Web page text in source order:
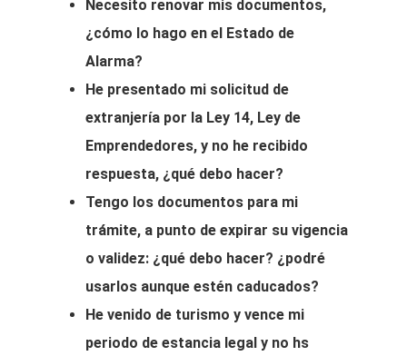
Necesito renovar mis documentos,
¿cómo lo hago en el Estado de
Alarma?
He presentado mi solicitud de
extranjería por la Ley 14, Ley de
Emprendedores, y no he recibido
respuesta, ¿qué debo hacer?
Tengo los documentos para mi
trámite, a punto de expirar su vigencia
o validez: ¿qué debo hacer? ¿podré
usarlos aunque estén caducados?
He venido de turismo y vence mi
periodo de estancia legal y no hs